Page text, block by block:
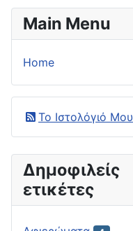
Main Menu
Home
Το Ιστολόγιό Μου
Δημοφιλείς
ετικέτες